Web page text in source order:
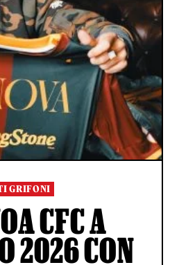
GRIFONI
CFC A
2026 CON